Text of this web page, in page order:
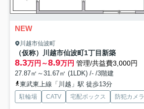
NEW
川越市仙波町
（仮称）川越市仙波町1丁目新築
8.3万円～8.9万円 管理/共益費3,000円
27.87㎡～31.67㎡ (1LDK) /- /3階建
東武東上線「川越」駅 徒歩13分
駐輪場 CATV 宅配ボックス 防犯カメラ